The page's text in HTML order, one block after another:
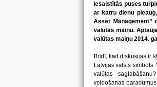
iesaistītās puses
ar katru dienu
Asset Management”
valūtas maiņu.
valūtas maiņu 2014.
Brīdī, kad diskusijas ir
Latvijas valsts
valūtas
veidošanas